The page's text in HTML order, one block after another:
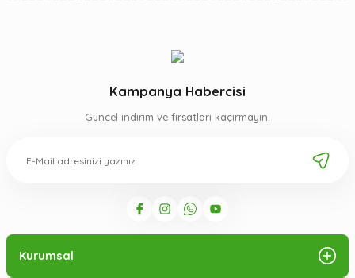
Kampanya Habercisi
Güncel indirim ve fırsatları kaçırmayın.
Kurumsal